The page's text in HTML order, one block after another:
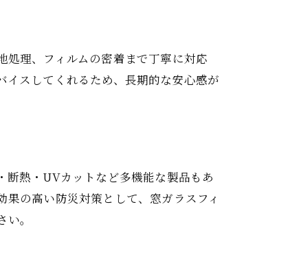
理、フィルムの密着まで丁寧に対応
スしてくれるため、長期的な安心感が
熱・UVカットなど多機能な製品もあ
の高い防災対策として、窓ガラスフィ
。